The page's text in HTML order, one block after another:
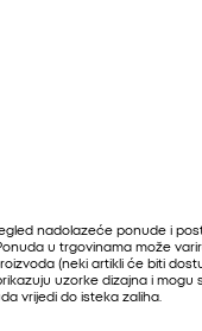
nadolazeće ponude i
u trgovinama može
(neki artikli će biti
uzorke dizajna i mogu
vrijedi do isteka zaliha.